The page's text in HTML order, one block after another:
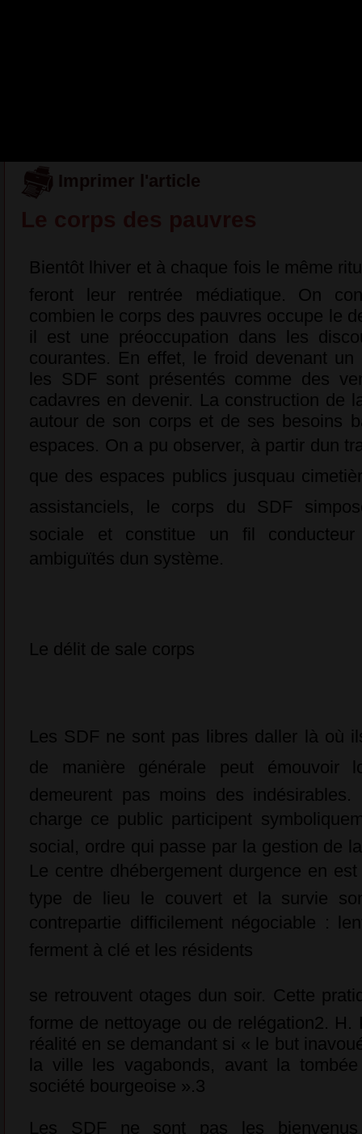
Imprimer l'article
Bientôt lhiver et à chaque fois le même
feront leur rentrée médiatique. On
combien le corps des pauvres occupe le
il est une préoccupation dans les
courantes. En effet, le froid devenant un
les SDF sont présentés comme des
cadavres en devenir. La construction de
autour de son corps et de ses besoins
espaces. On a pu observer, à partir dun
que des espaces publics jusquau
assistanciels, le corps du SDF
sociale et constitue un fil
ambiguïtés dun système.
Le délit de sale corps
Les SDF ne sont pas libres daller là où
de manière générale peut émouvoir
demeurent pas moins des
charge ce public participent
social, ordre qui passe par la gestion de
Le centre dhébergement durgence en
type de lieu le couvert et la survie
contrepartie difficilement négociable :
ferment à clé et les résidents
se retrouvent otages dun soir. Cette
forme de nettoyage ou de relégation2. H.
réalité en se demandant si « le but
la ville les vagabonds, avant la
société bourgeoise ».3
Les SDF ne sont pas les bienvenus